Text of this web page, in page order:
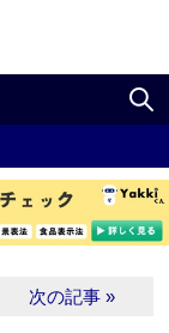
次の記事 »